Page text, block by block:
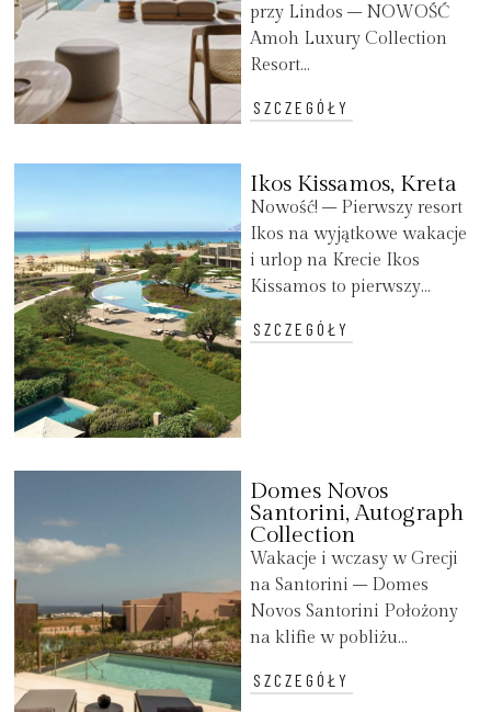
przy Lindos – NOWOŚĆ
Amoh Luxury Collection
Resort...
SZCZEGÓŁY
Ikos Kissamos, Kreta
Nowość! – Pierwszy resort
Ikos na wyjątkowe wakacje
i urlop na Krecie Ikos
Kissamos to pierwszy...
SZCZEGÓŁY
Domes Novos
Santorini, Autograph
Collection
Wakacje i wczasy w Grecji
na Santorini – Domes
Novos Santorini Położony
na klifie w pobliżu...
SZCZEGÓŁY